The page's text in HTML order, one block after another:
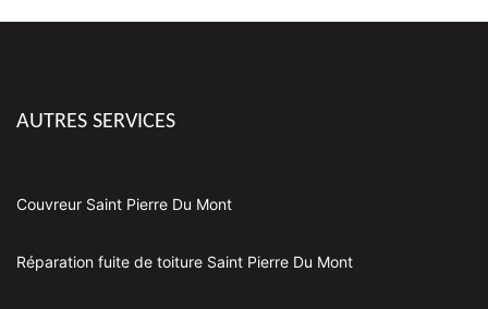
AUTRES SERVICES
Couvreur Saint Pierre Du Mont
Réparation fuite de toiture Saint Pierre Du Mont